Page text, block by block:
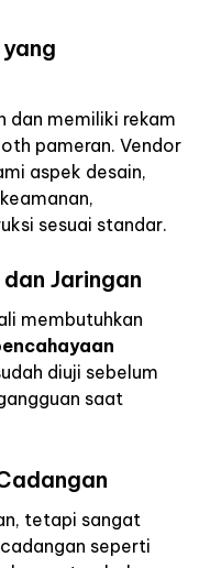
dan memiliki rekam
pameran. Vendor
aspek desain,
sesuai standar.
Jaringan
membutuhkan
diuji sebelum
saat
tetapi sangat
seperti